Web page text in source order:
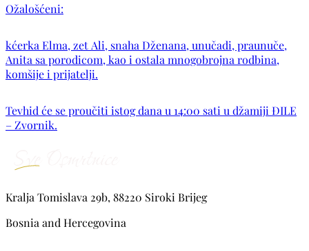
Ožalošćeni:
kćerka Elma, zet Ali, snaha Dženana, unučadi, praunuče,
Anita sa porodicom, kao i ostala mnogobrojna rodbina,
komšije i prijatelji.
Tevhid će se proučiti istog dana u 14:00 sati u džamiji ĐILE
– Zvornik.
Kralja Tomislava 29b, 88220 Siroki Brijeg
Bosnia and Hercegovina